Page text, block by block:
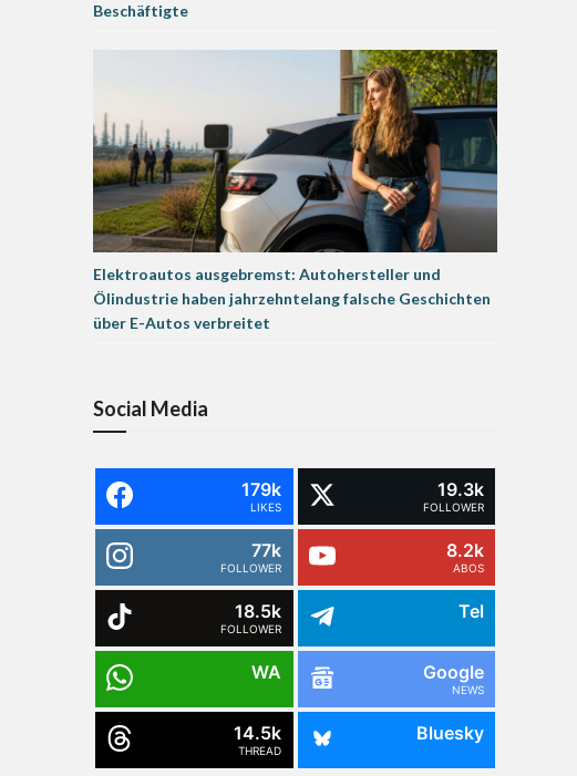
Beschäftigte
Elektroautos ausgebremst: Autohersteller und
Ölindustrie haben jahrzehntelang falsche Geschichten
über E-Autos verbreitet
Social Media
179k
LIKES
19.3k
FOLLOWER
77k
FOLLOWER
8.2k
ABOS
18.5k
FOLLOWER
Tel
WA Google
NEWS
14.5k
THREAD
Bluesky